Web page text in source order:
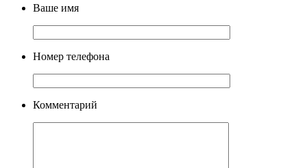
Ваше имя
Номер телефона
Комментарий